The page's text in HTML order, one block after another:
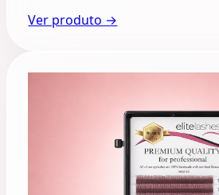
Ver produto →